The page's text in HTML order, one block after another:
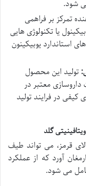
شود.
تمرکز بر فراهمی
یا تکنولوژی هایی
استاندارد یوبیکینون
تولید این محصول
معتبر در
کیفی در فرایند تولید
گلد
قرمز، می تواند طیف
آورد که از عملکرد
می شود.